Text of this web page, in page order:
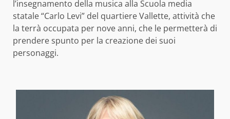
l’insegnamento della musica alla Scuola media
statale “Carlo Levi” del quartiere Vallette, attività che
la terrà occupata per nove anni, che le permetterà di
prendere spunto per la creazione dei suoi
personaggi.